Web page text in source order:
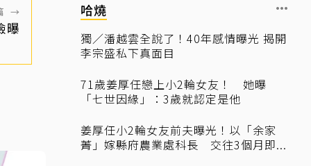
→
曝
哈燒
獨／潘越雲全說了！40年感情曝光 揭開
李宗盛私下真面目
71歲姜厚任戀上小2輪女友！ 她曝
「七世因緣」：3歲就認定是他
姜厚任小2輪女友前夫曝光！以「余家
菁」嫁縣府農業處科長 交往3個月即...